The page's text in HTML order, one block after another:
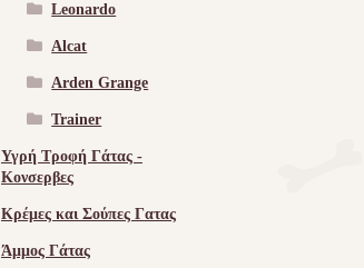
Leonardo
Alcat
Arden Grange
Trainer
Υγρή Τροφή Γάτας -
Kονσερβες
Κρέμες και Σούπες Γατας
Άμμος Γάτας